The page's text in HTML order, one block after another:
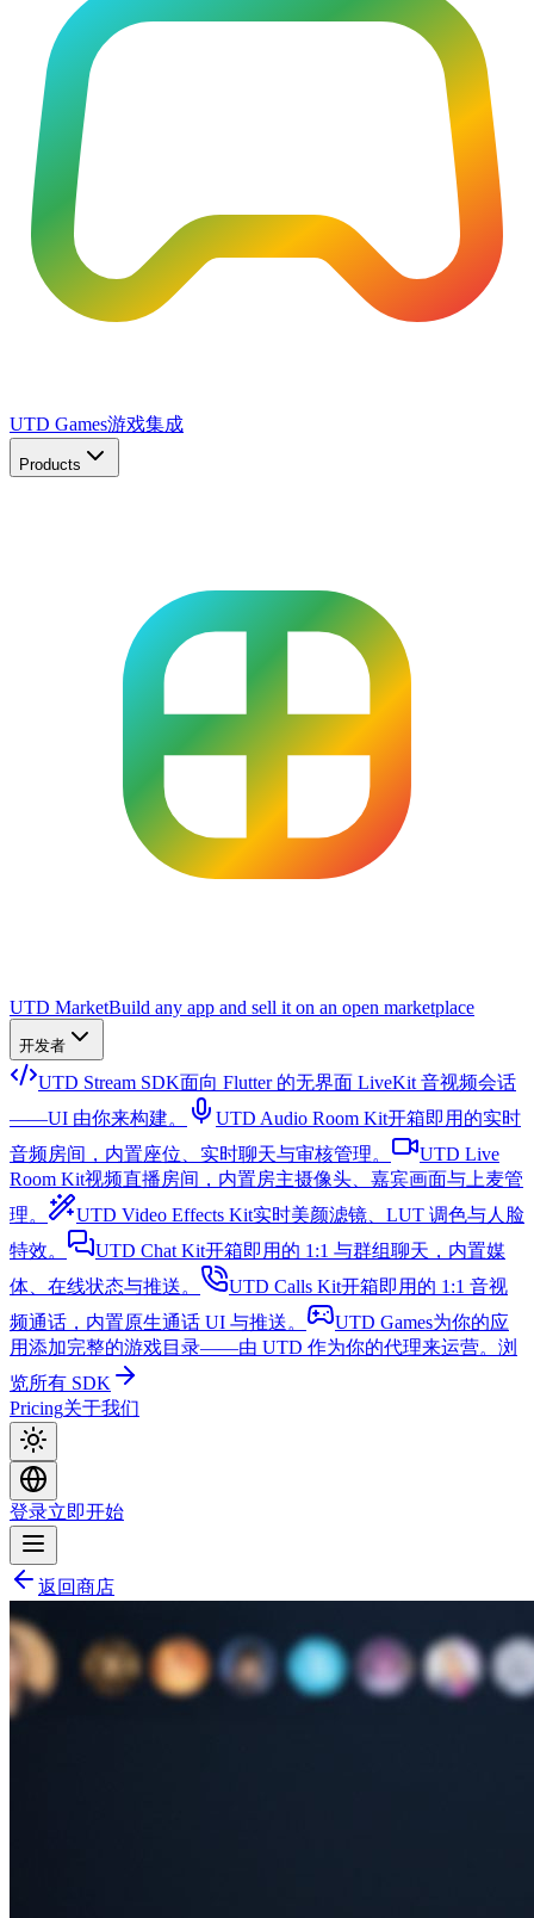
UTD Games游戏集成
Products
UTD MarketBuild any app and sell it on an open marketplace
开发者
UTD Stream SDK面向 Flutter 的无界面 LiveKit 音视频会话
——UI 由你来构建。
UTD Audio Room Kit开箱即用的实时
音频房间，内置座位、实时聊天与审核管理。
UTD Live
Room Kit视频直播房间，内置房主摄像头、嘉宾画面与上麦管
理。
UTD Video Effects Kit实时美颜滤镜、LUT 调色与人脸
特效。
UTD Chat Kit开箱即用的 1:1 与群组聊天，内置媒
体、在线状态与推送。
UTD Calls Kit开箱即用的 1:1 音视
频通话，内置原生通话 UI 与推送。
UTD Games为你的应
用添加完整的游戏目录——由 UTD 作为你的代理来运营。 浏
览所有 SDK
Pricing关于我们
登录立即开始
返回商店